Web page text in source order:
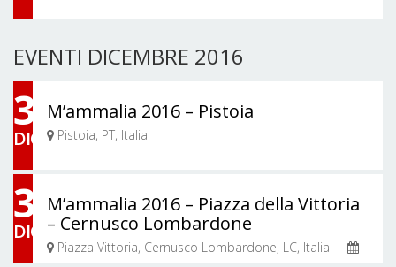
EVENTI DICEMBRE 2016
3
DIC
M’ammalia 2016 – Pistoia
Pistoia, PT, Italia
3
DIC
M’ammalia 2016 – Piazza della Vittoria
– Cernusco Lombardone
Piazza Vittoria, Cernusco Lombardone, LC, Italia